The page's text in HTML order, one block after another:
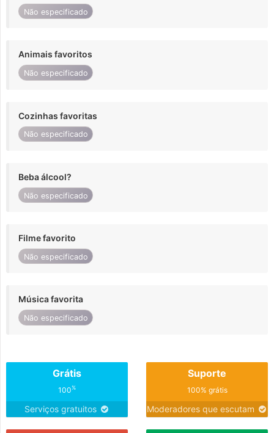
Não especificado
Animais favoritos
Não especificado
Cozinhas favoritas
Não especificado
Beba álcool?
Não especificado
Filme favorito
Não especificado
Música favorita
Não especificado
Grátis
100%
Serviços gratuitos
Suporte
100% grátis
Moderadores que escutam